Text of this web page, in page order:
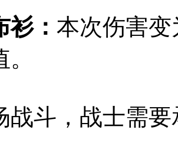
： 本次伤害变
战斗，战士需